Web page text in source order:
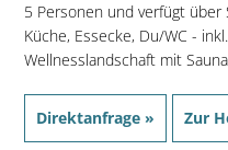
5 Personen und verfügt über
Küche, Essecke, Du/WC -
Wellnesslandschaft mit Sauna
Direktanfrage » Zur